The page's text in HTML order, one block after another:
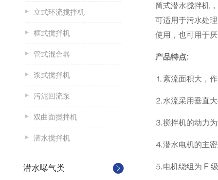
立式环流搅拌机
框式搅拌机
管式混合器
浆式搅拌机
污泥回流泵
双曲面搅拌机
潜水搅拌机
潜水曝气类
筒式潜水搅拌机
可适用于污水处
使用，也可用于
产品特点:
⒈紊流面积大，
⒉水流采用垂直
⒊搅拌机的动力
⒋潜水电机的主
⒌电机绕组为 F